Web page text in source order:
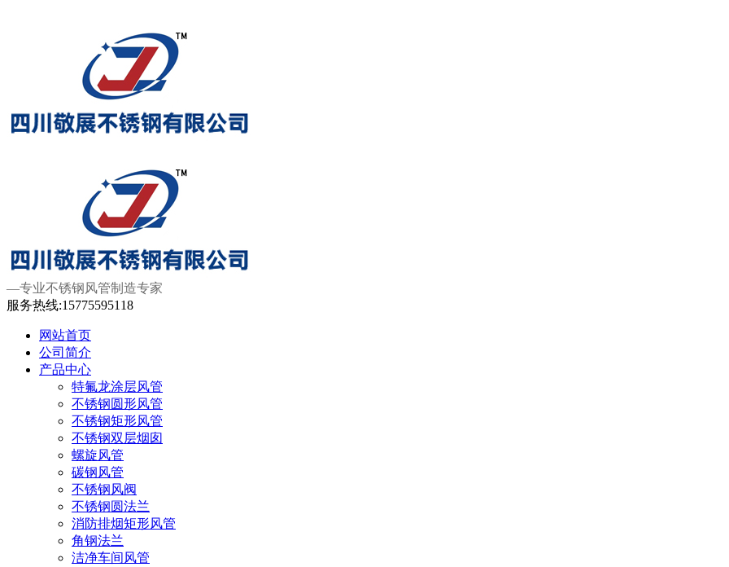
—专业不锈钢风管制造专家
服务热线:15775595118
网站首页
公司简介
产品中心
特氟龙涂层风管
不锈钢圆形风管
不锈钢矩形风管
不锈钢双层烟囱
螺旋风管
碳钢风管
不锈钢风阀
不锈钢圆法兰
消防排烟矩形风管
角钢法兰
洁净车间风管